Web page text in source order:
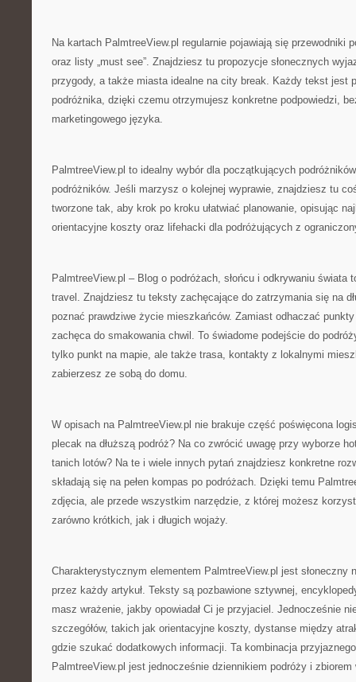
Na kartach PalmtreeView.pl regularnie pojawiają się przewodniki
oraz listy „must see”. Znajdziesz tu propozycje słonecznych
przygody, a także miasta idealne na city break. Każdy tekst jest
podróżnika, dzięki czemu otrzymujesz konkretne podpowiedzi,
marketingowego języka.
PalmtreeView.pl to idealny wybór dla początkujących
podróżników. Jeśli marzysz o kolejnej wyprawie, znajdziesz tu
tworzone tak, aby krok po kroku ułatwiać planowanie, opisując
orientacyjne koszty oraz lifehacki dla podróżujących z
PalmtreeView.pl – Blog o podróżach, słońcu i odkrywaniu świata
travel. Znajdziesz tu teksty zachęcające do zatrzymania się na
poznać prawdziwe życie mieszkańców. Zamiast odhaczać
zachęca do smakowania chwil. To świadome podejście do
tylko punkt na mapie, ale także trasa, kontakty z lokalnymi
zabierzesz ze sobą do domu.
W opisach na PalmtreeView.pl nie brakuje część poświęcona
plecak na dłuższą podróż? Na co zwrócić uwagę przy wyborze
tanich lotów? Na te i wiele innych pytań znajdziesz konkretne
składają się na pełen kompas po podróżach. Dzięki temu
zdjęcia, ale przede wszystkim narzędzie, z której możesz
zarówno krótkich, jak i długich wojaży.
Charakterystycznym elementem PalmtreeView.pl jest słoneczny
przez każdy artykuł. Teksty są pozbawione sztywnej,
masz wrażenie, jakby opowiadał Ci je przyjaciel. Jednocześnie
szczegółów, takich jak orientacyjne koszty, dystanse między
gdzie szukać dodatkowych informacji. Ta kombinacja
PalmtreeView.pl jest jednocześnie dziennikiem podróży i zbiorem